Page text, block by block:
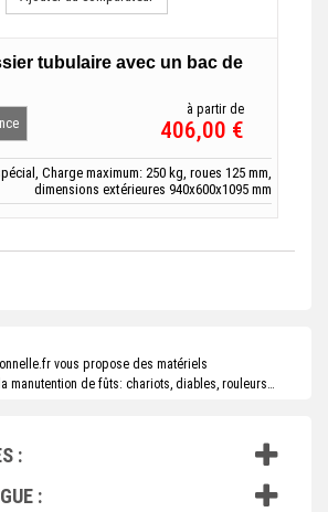
tubulaire avec un bac de
à partir de
406,00 €
Charge maximum: 250 kg, roues 125 mm,
dimensions extérieures 940x600x1095 mm
vous propose des matériels
manutention de fûts: chariots, diables, rouleurs…
:
: